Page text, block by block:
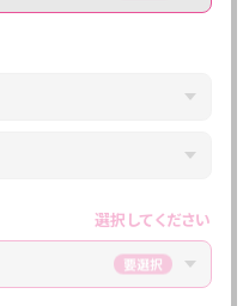
選択してください